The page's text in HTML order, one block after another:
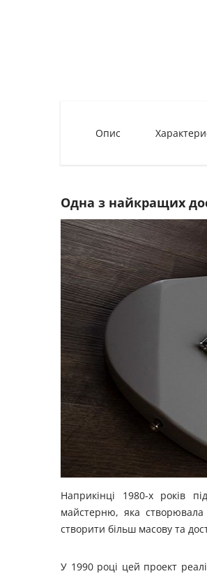
Опис
Одна з найкращих
Наприкінці 1980-х років
майстерню, яка
створити більш масову та
У 1990 році цей проект